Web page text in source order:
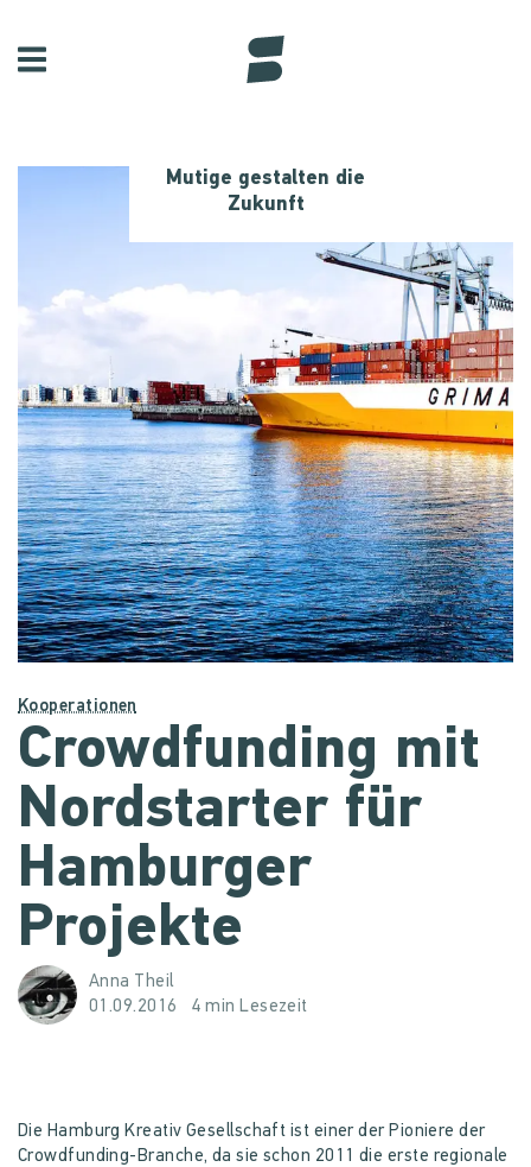
Mutige gestalten die
Zukunft
Kooperationen
Crowdfunding mit
Nordstarter für
Hamburger
Projekte
Anna Theil
01.09.2016
4 min Lesezeit
Die Hamburg Kreativ Gesellschaft ist einer der Pioniere der
Crowdfunding-Branche, da sie schon 2011 die erste regionale